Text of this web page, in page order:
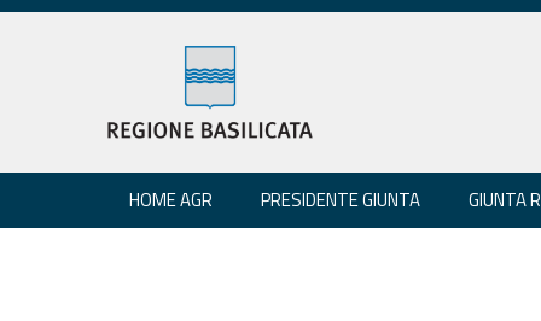
HOME AGR PRESIDENTE GIUNTA GIUNTA